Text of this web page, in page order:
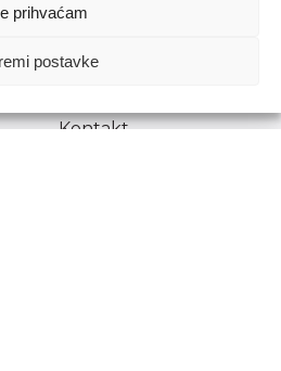
prihvaćam
postavke
je uz navođenje izvora.
Kontakt